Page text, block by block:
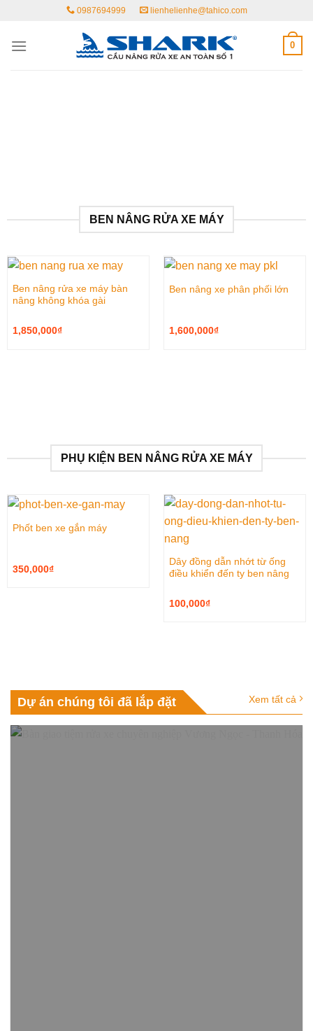
content
0987694999 lienhelienhe@tahico.com
0
BEN NÂNG RỬA XE MÁY
Ben nâng rửa xe máy bàn
nâng không khóa gài
1,850,000₫
Ben nâng xe phân phối lớn
1,600,000₫
PHỤ KIỆN BEN NÂNG RỬA XE MÁY
Phốt ben xe gắn máy
350,000₫
Dây đồng dẫn nhớt từ ống
điều khiển đến ty ben nâng
100,000₫
Dự án chúng tôi đã lắp đặt Xem tất cả